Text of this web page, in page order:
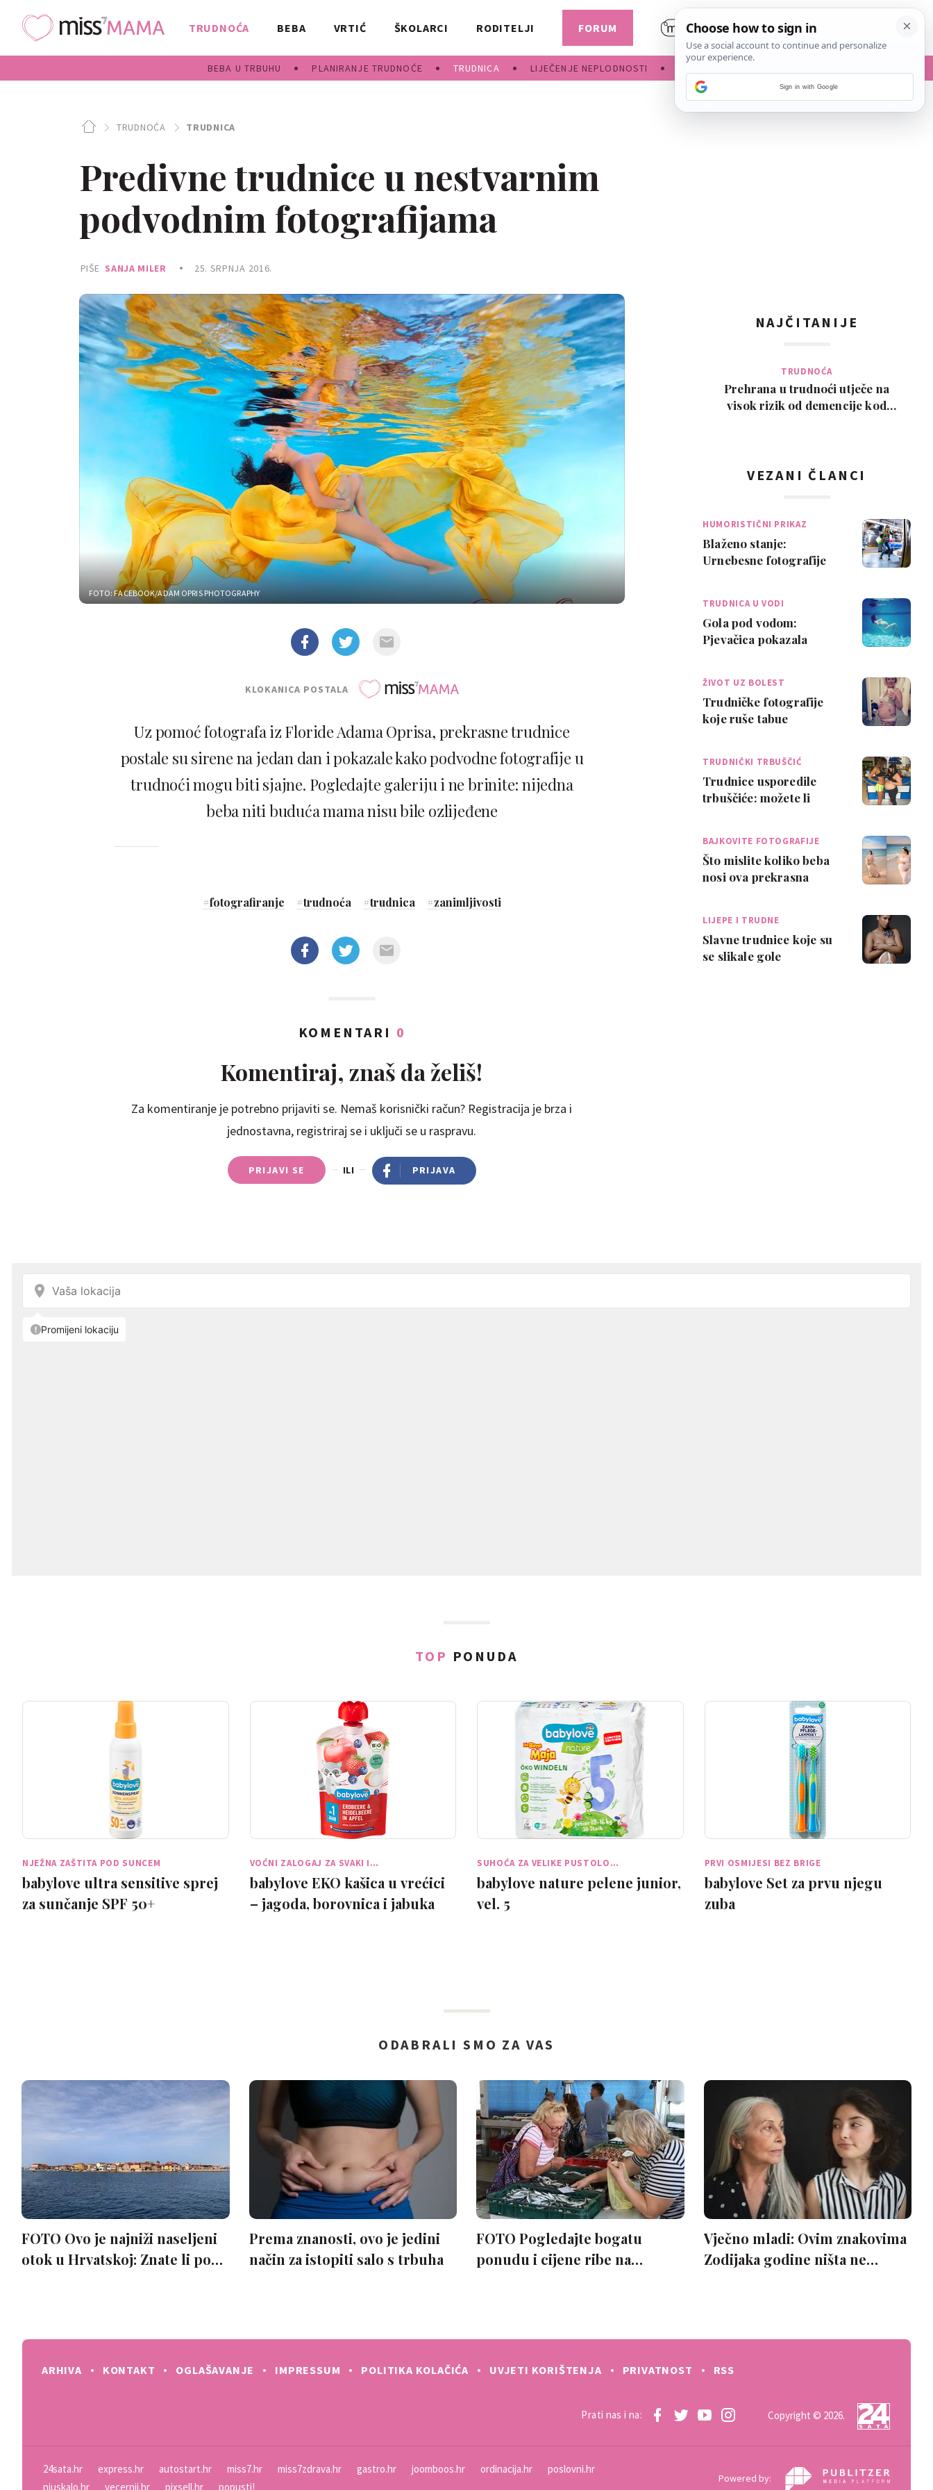
TRUDNOĆA
BEBA U TRBUHU PLANIRANJE TRUDNOĆE TRUDNICA LIJEČENJE NEPLODNOSTI
BEBA VRTIĆ ŠKOLARCI RODITELJI FORUM
TRUDNOĆA TRUDNICA
Predivne trudnice u nestvarnim
podvodnim fotografijama
PIŠE SANJA MILER 25. SRPNJA 2016.
FOTO: FACEBOOK/ADAM OPRIS PHOTOGRAPHY
KLOKANICA POSTALA
Uz pomoć fotografa iz Floride Adama Oprisa, prekrasne trudnice
postale su sirene na jedan dan i pokazale kako podvodne fotografije u
trudnoći mogu biti sjajne. Pogledajte galeriju i ne brinite: nijedna
beba niti buduća mama nisu bile ozlijeđene
#fotografiranje #trudnoća #trudnica #zanimljivosti
KOMENTARI 0
Komentiraj, znaš da želiš!
Za komentiranje je potrebno prijaviti se. Nemaš korisnički račun? Registracija je brza i
jednostavna, registriraj se i uključi se u raspravu.
PRIJAVI SE ILI PRIJAVA
NAJČITANIJE
TRUDNOĆA
Prehrana u trudnoći utječe na
visok rizik od demencije kod
VEZANI ČLANCI
HUMORISTIČNI PRIKAZ
Blaženo stanje:
Urnebesne fotografije
osjećaju
TRUDNICA U VODI
Gola pod vodom:
Pjevačica pokazala
ŽIVOT UZ BOLEST
Trudničke fotografije
koje ruše tabue
TRUDNIČKI TRBUŠČIĆ
Trudnice usporedile
trbuščiće: možete li
BAJKOVITE FOTOGRAFIJE
Što mislite koliko beba
nosi ova prekrasna
LIJEPE I TRUDNE
Slavne trudnice koje su
se slikale gole
TOP PONUDA
NJEŽNA ZAŠTITA POD SUNCEM
babylove ultra sensitive sprej
za sunčanje SPF 50+
VOĆNI ZALOGAJ ZA SVAKI I…
babylove EKO kašica u vrećici
– jagoda, borovnica i jabuka
SUHOĆA ZA VELIKE PUSTOLO…
babylove nature pelene junior,
vel. 5
PRVI OSMIJESI BEZ BRIGE
babylove Set za prvu njegu
zuba
ARHIVA KONTAKT OGLAŠAVANJE IMPRESSUM POLITIKA KOLAČIĆA UVJETI KORIŠTENJA PRIVATNOST RSS
Prati nas i na: Copyright © 2026.
24sata.hr express.hr autostart.hr miss7.hr miss7zdrava.hr gastro.hr joomboos.hr ordinacija.hr
poslovni.hr
njuskalo.hr
vecernji.hr pixsell.hr popusti!
Powered by:
Sign in with Google